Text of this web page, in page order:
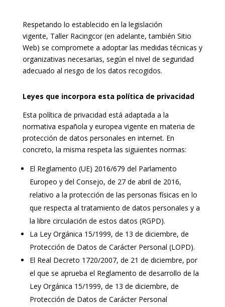
Respetando lo establecido en la legislación
vigente, Taller Racingcor (en adelante, también Sitio
Web) se compromete a adoptar las medidas técnicas y
organizativas necesarias, según el nivel de seguridad
adecuado al riesgo de los datos recogidos.
Leyes que incorpora esta política de privacidad
Esta política de privacidad está adaptada a la
normativa española y europea vigente en materia de
protección de datos personales en internet. En
concreto, la misma respeta las siguientes normas:
El Reglamento (UE) 2016/679 del Parlamento
Europeo y del Consejo, de 27 de abril de 2016,
relativo a la protección de las personas físicas en lo
que respecta al tratamiento de datos personales y a
la libre circulación de estos datos (RGPD).
La Ley Orgánica 15/1999, de 13 de diciembre, de
Protección de Datos de Carácter Personal (LOPD).
El Real Decreto 1720/2007, de 21 de diciembre, por
el que se aprueba el Reglamento de desarrollo de la
Ley Orgánica 15/1999, de 13 de diciembre, de
Protección de Datos de Carácter Personal